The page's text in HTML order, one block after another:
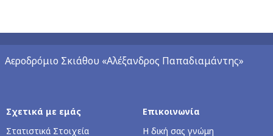
Αεροδρόμιο Σκιάθου «Αλέξανδρος Παπαδιαμάντης»
Σχετικά με εμάς
Στατιστικά Στοιχεία
Επικοινωνία
Η δική σας γνώμη